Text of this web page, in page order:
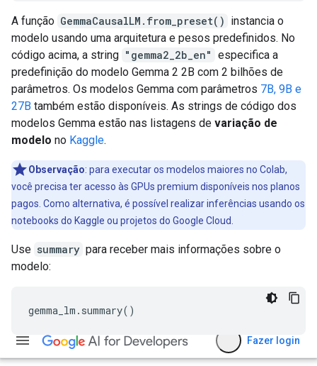
A função GemmaCausalLM.from_preset() instancia o
modelo usando uma arquitetura e pesos predefinidos. No
código acima, a string "gemma2_2b_en" especifica a
predefinição do modelo Gemma 2 2B com 2 bilhões de
parâmetros. Os modelos Gemma com parâmetros 7B, 9B e
27B também estão disponíveis. As strings de código dos
modelos Gemma estão nas listagens de variação de
modelo no Kaggle.
Observação: para executar os modelos maiores no Colab,
você precisa ter acesso às GPUs premium disponíveis nos planos
pagos. Como alternativa, é possível realizar inferências usando os
notebooks do Kaggle ou projetos do Google Cloud.
Use summary para receber mais informações sobre o
modelo:
gemma_lm . summary()